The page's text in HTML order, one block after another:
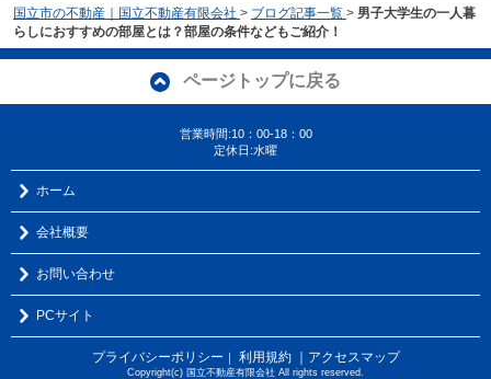
国立市の不動産｜国立不動産有限会社 > ブログ記事一覧 > 男子大学生の一人暮
らしにおすすめの部屋とは？部屋の条件などもご紹介！
ページトップに戻る
営業時間:10：00-18：00
定休日:水曜
ホーム
会社概要
お問い合わせ
PCサイト
プライバシーポリシー ｜ 利用規約 ｜アクセスマップ
Copyright(c) 国立不動産有限会社 All rights reserved.